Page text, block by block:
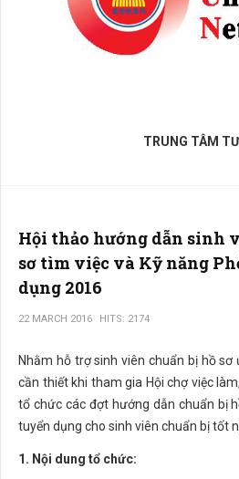
TRUNG TÂM
Hội thảo hướng dẫn sinh
sơ tìm việc và Kỹ năng
dụng 2016
22 MARCH 2016 HITS: 2174
Nhằm hỗ trợ sinh viên chuẩn bị hồ
cần thiết khi tham gia Hội chợ việc
tổ chức các đợt hướng dẫn chuẩn bị
tuyển dụng cho sinh viên chuẩn bị tốt
1. Nội dung tổ chức: